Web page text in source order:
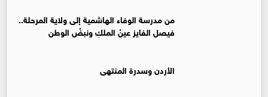
من مدرسة الوفاء الهاشمية إلى ولاية المرحلة..
فيصل الفايز عينُ الملكِ ونبضُ الوطن
الأردن وسدرة المنتهى